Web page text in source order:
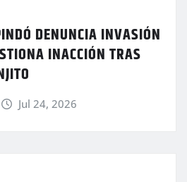
DENUNCIA INVASIÓN
INACCIÓN TRAS
Jul 24, 2026